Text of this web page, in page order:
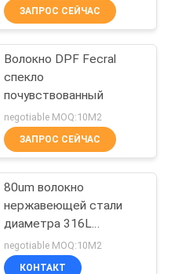
2
ЗАПРОС СЕЙЧАС
Волокно DPF Fecral
спекло
почувствованный
negotiable MOQ:10М2
ЗАПРОС СЕЙЧАС
80um волокно
нержавеющей стали
диаметра 316L
чувствовало
коррозионностойким
negotiable MOQ:10М2
КОНТАКТ